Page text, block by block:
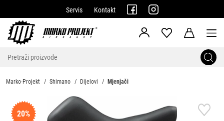
Servis Kontakt
Marko-Projekt Shimano Dijelovi Mjenjači
20%